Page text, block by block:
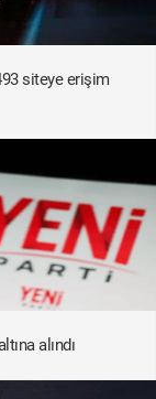
siteye erişim
alındı